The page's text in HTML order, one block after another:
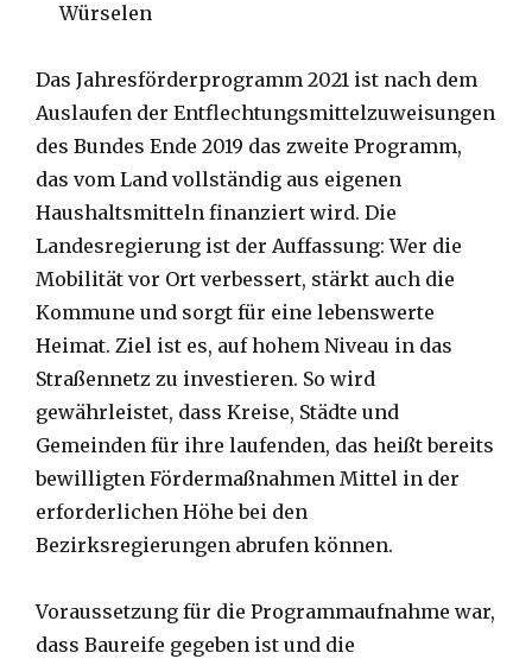
Würselen
Das Jahresförderprogramm 2021 ist nach dem
Auslaufen der Entflechtungsmittelzuweisungen
des Bundes Ende 2019 das zweite Programm,
das vom Land vollständig aus eigenen
Haushaltsmitteln finanziert wird. Die
Landesregierung ist der Auffassung: Wer die
Mobilität vor Ort verbessert, stärkt auch die
Kommune und sorgt für eine lebenswerte
Heimat. Ziel ist es, auf hohem Niveau in das
Straßennetz zu investieren. So wird
gewährleistet, dass Kreise, Städte und
Gemeinden für ihre laufenden, das heißt bereits
bewilligten Fördermaßnahmen Mittel in der
erforderlichen Höhe bei den
Bezirksregierungen abrufen können.
Voraussetzung für die Programmaufnahme war,
dass Baureife gegeben ist und die